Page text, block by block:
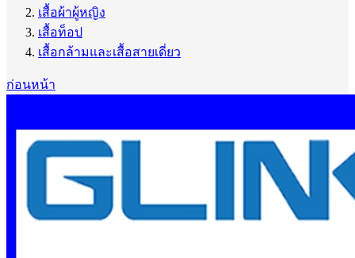
เสื้อผ้าผู้หญิง
เสื้อท็อป
เสื้อกล้ามและเสื้อสายเดี่ยว
ก่อนหน้า